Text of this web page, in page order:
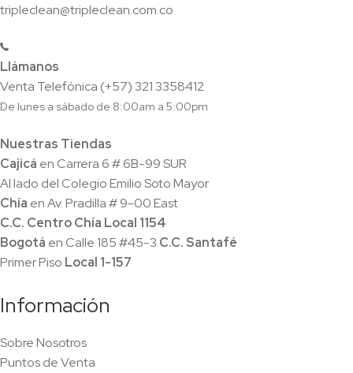
tripleclean@tripleclean.com.co
Llámanos
Venta Telefónica (+57) 321 3358412
De lunes a sábado de 8:00am a 5:00pm
Nuestras Tiendas
Cajicá en Carrera 6 # 6B-99 SUR
Al lado del Colegio Emilio Soto Mayor
Chía en Av. Pradilla # 9-00 East
C.C. Centro Chía Local 1154
Bogotá en Calle 185 #45-3 C.C. Santafé
Primer Piso Local 1-157
Información
Sobre Nosotros
Puntos de Venta